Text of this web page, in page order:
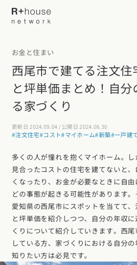
イベント・見学会を探す
カタログ請求する
近くの工務店に相談する
R+houseについて
R+houseについて
性能
家づくりの流れ
全国の工務店を探す
北海道・東北エリア
北海道青森県岩手県宮城県秋田県
関東エリア
東京都神奈川県埼玉県千葉県茨
施工事例
施工事例一覧
平屋
【特集】平屋の注文住宅
動画で学ぶ注文住宅
お金と住まい
西尾市で建てる注文
と坪単価まとめ！自
る家づくり
更新日 2024.09.04 / 公開日 2024.08.30
#注文住宅#コスト#マイホーム#新築#一戸建
多くの人が憧れを抱くマイホーム。
見合ったコストの住宅を建てないと
くなったり、お金が必要なときに自
どの事態が起きる可能性があります。
愛知県の西尾市にスポットを当てて
と坪単価を紹介しつつ、自分の年収
くりについて紹介していきます。西
している方、家づくりにおける自分
知りたい方は必見です。